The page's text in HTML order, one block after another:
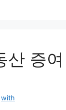
산 증
with